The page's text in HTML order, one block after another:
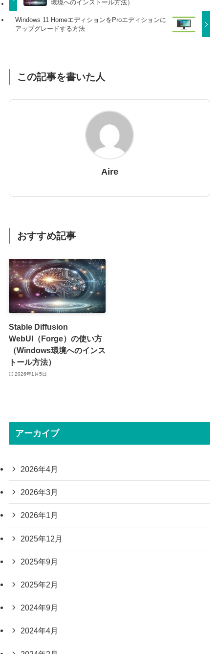
環境へのインストール方法）
Windows 11 HomeエディションをProエディションに
アップグレードする方法
この記事を書いた人
Aire
おすすめ記事
Stable Diffusion
WebUI（Forge）の使い方
（Windows環境へのインス
トール方法）
2026年1月5日
アーカイブ
2026年4月
2026年3月
2026年1月
2025年12月
2025年9月
2025年2月
2024年9月
2024年4月